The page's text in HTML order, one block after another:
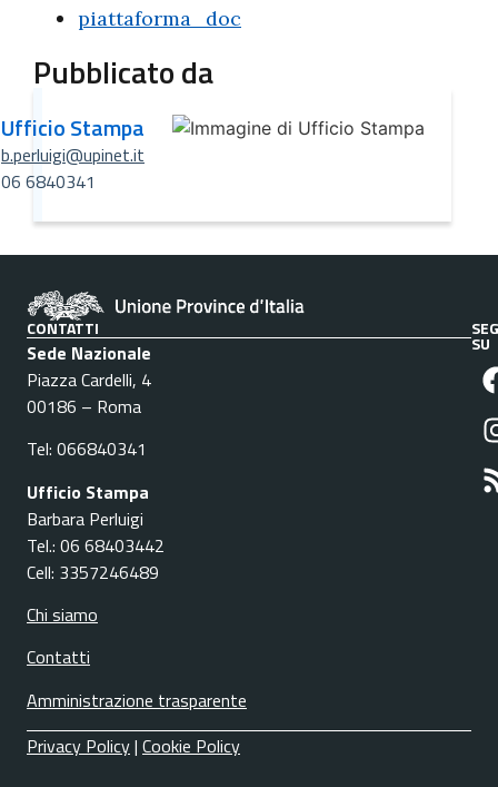
piattaforma_doc
Pubblicato da
Ufficio Stampa
b.perluigi@upinet.it
06 6840341
CONTATTI
Sede Nazionale
Piazza Cardelli, 4
00186 – Roma
Tel: 066840341
Ufficio Stampa
Barbara Perluigi
Tel.: 06 68403442
Cell: 3357246489
Chi siamo
Contatti
Amministrazione trasparente
SU
Privacy Policy| Cookie Policy